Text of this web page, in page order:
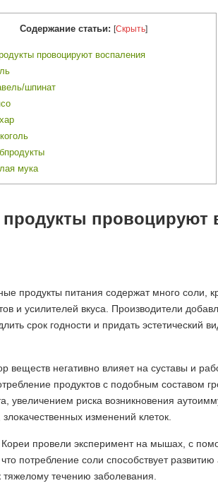
Содержание статьи: [Скрыть]
провоцируют воспаления
шпинат
мука
продукты провоцируют
продукты питания содержат много соли,
и усилителей вкуса. Производители
срок годности и придать эстетический
веществ негативно влияет на суставы и
продуктов с подобным составом
увеличением риска возникновения
злокачественных изменений клеток.
провели эксперимент на мышах, с
потребление соли способствует развитию
тяжелому течению заболевания.